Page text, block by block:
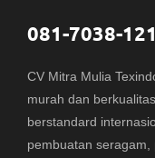
081-7038-
CV Mitra Mulia
murah dan
berstandard
pembuatan